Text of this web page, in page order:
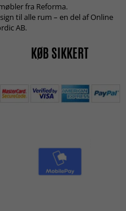
fra Reforma.
til alle rum – en del af Online
AB.
KØB SIKKERT